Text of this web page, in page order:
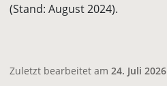
(Stand: August 2024).
Zuletzt bearbeitet am 24. Juli 2026